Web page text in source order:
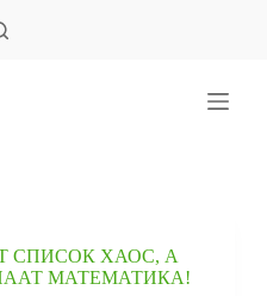
СПИСОК ХАОС, А
МАТЕМАТИКА!